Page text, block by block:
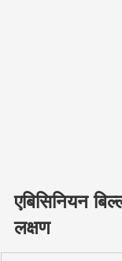
एबिसिनियन
लक्षण